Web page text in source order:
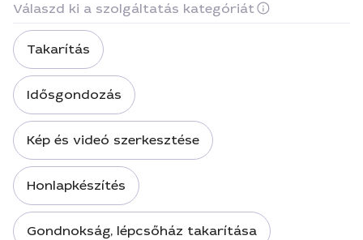
Válaszd ki a szolgáltatás kategóriát
Takarítás
Idősgondozás
Kép és videó szerkesztése
Honlapkészítés
Gondnokság, lépcsőház takarítása